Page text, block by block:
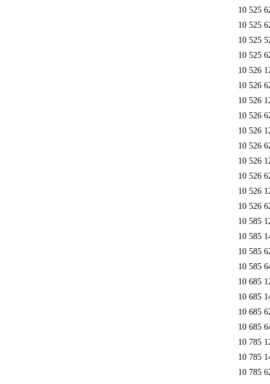
10 525
10 525
10 525
10 525
10 526
10 526
10 526
10 526
10 526
10 526
10 526
10 526
10 526
10 526
10 585
10 585
10 585
10 585
10 685
10 685
10 685
10 685
10 785
10 785
10 785